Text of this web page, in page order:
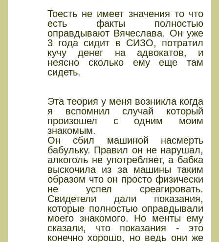
Тоесть не имеет значения то что
есть факты полностью
оправдывают Вячеслава. Он уже
3 года сидит в СИЗО, потратил
кучу денег на адвокатов, и
неясно сколько ему еще там
сидеть.
Эта теория у меня возникла когда
я вспомнил случай который
произошел с одним моим
знакомым.
Он сбил машиной насмерть
бабульку. Правил он не нарушал,
алкоголь не употребляет, а бабка
выскочила из за машины таким
образом что он просто физически
не успел среагировать.
Свидетели дали показания,
которые полностью оправдывали
моего знакомого. Но менты ему
сказали, что показания - это
конечно хорошо, но ведь они же